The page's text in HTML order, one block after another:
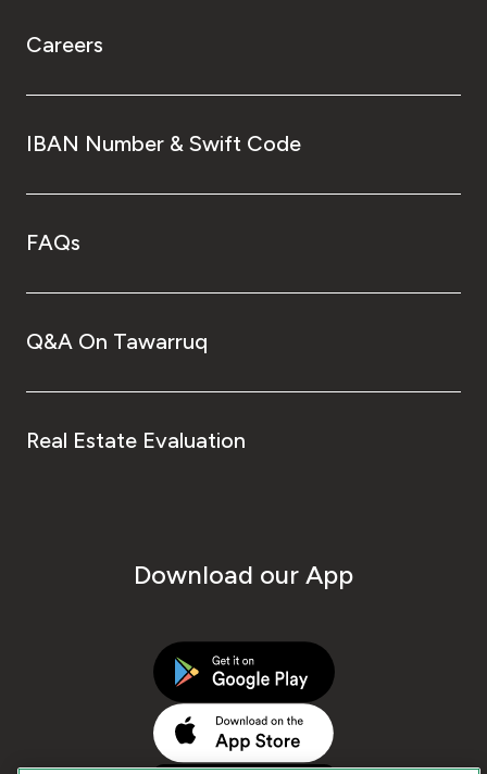
Careers
IBAN Number & Swift Code
FAQs
Q&A On Tawarruq
Real Estate Evaluation
Download our App